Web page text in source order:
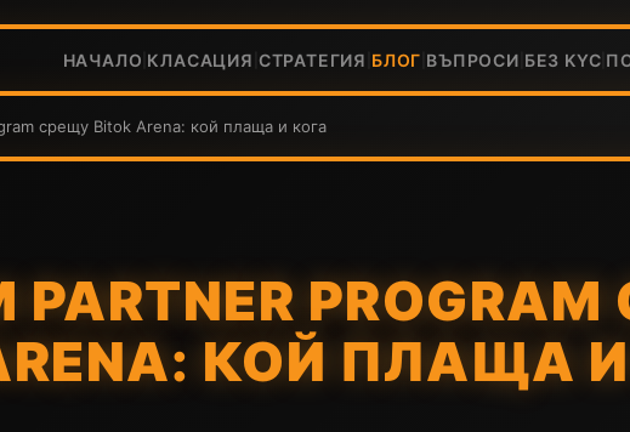
НАЧАЛО КЛАСАЦИЯ СТРАТЕГИЯ БЛОГ ВЪПРОСИ БЕЗ KYC
срещу Bitok Arena: кой плаща и кога
PARTNER
КОЙ ПЛАЩА